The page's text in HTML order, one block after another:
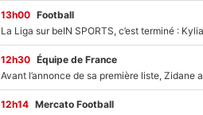
13h00 Football
12h30 Équipe de France
12h14 Mercato Football